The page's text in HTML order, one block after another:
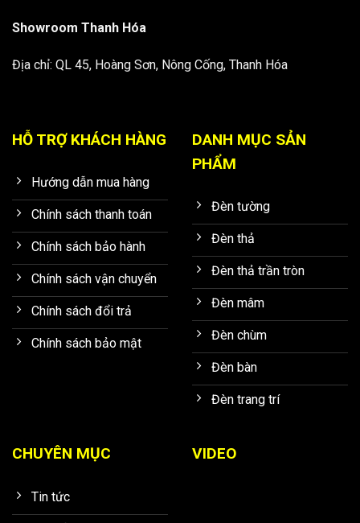
Showroom Thanh Hóa
Địa chỉ: QL 45, Hoàng Sơn, Nông Cống, Thanh Hóa
HỖ TRỢ KHÁCH HÀNG
Hướng dẫn mua hàng
Chính sách thanh toán
Chính sách bảo hành
Chính sách vận chuyển
Chính sách đổi trả
Chính sách bảo mật
DANH MỤC SẢN
PHẨM
Đèn tường
Đèn thả
Đèn thả trần tròn
Đèn mâm
Đèn chùm
Đèn bàn
Đèn trang trí
CHUYÊN MỤC
Tin tức
VIDEO